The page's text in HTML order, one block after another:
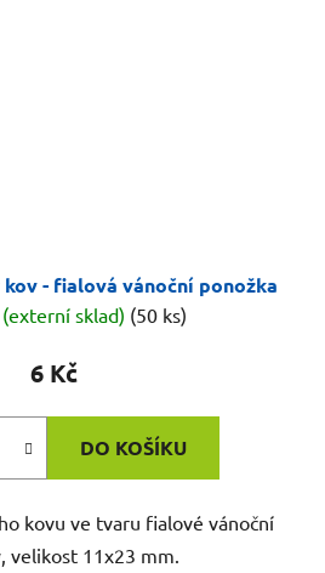
- fialová vánoční ponožka
sklad) (50 ks)
6 Kč
DO KOŠÍKU
kovu ve tvaru fialové vánoční
velikost 11x23 mm.